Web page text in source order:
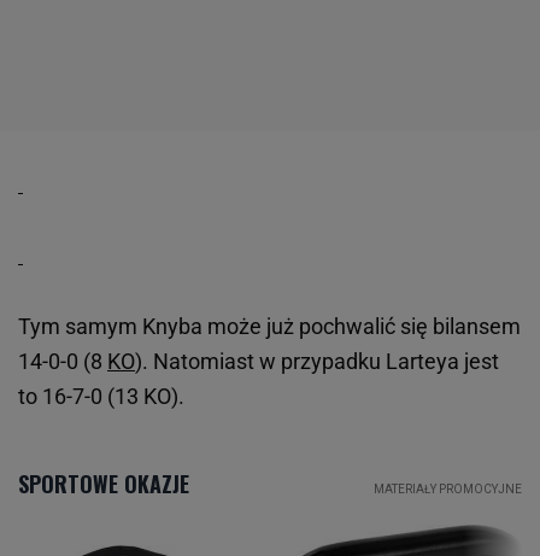
Tym samym Knyba może już pochwalić się bilansem
14-0-0 (8 KO). Natomiast w przypadku Larteya jest
to 16-7-0 (13 KO).